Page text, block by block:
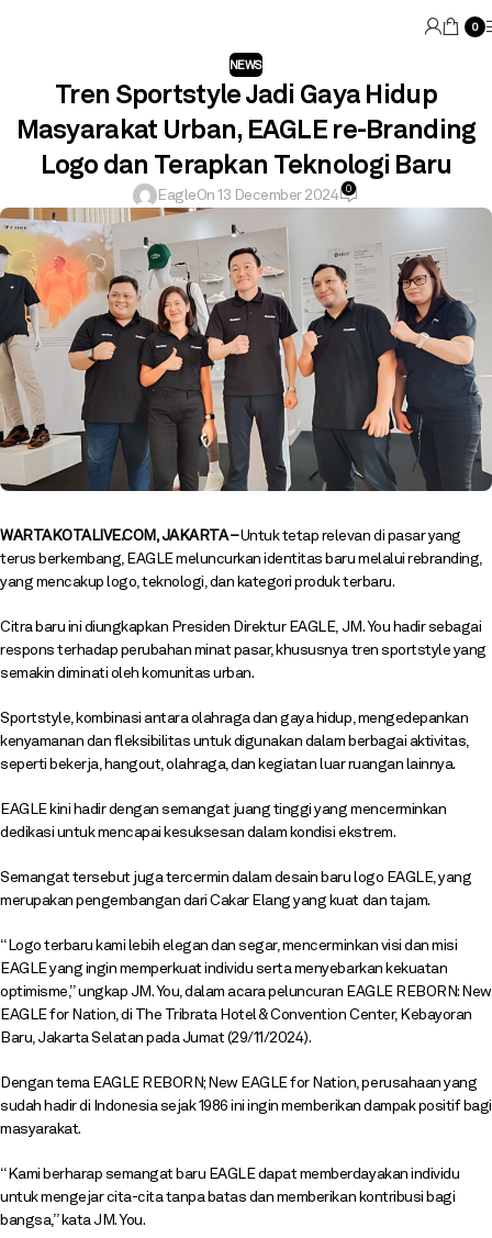
0
NEWS
Tren Sportstyle Jadi Gaya Hidup
Masyarakat Urban, EAGLE re-Branding
Logo dan Terapkan Teknologi Baru
EagleOn 13 December 2024 0
WARTAKOTALIVE.COM, JAKARTA –Untuk tetap relevan di pasar yang
terus berkembang, EAGLE meluncurkan identitas baru melalui rebranding,
yang mencakup logo, teknologi, dan kategori produk terbaru.
Citra baru ini diungkapkan Presiden Direktur EAGLE, JM. You hadir sebagai
respons terhadap perubahan minat pasar, khususnya tren sportstyle yang
semakin diminati oleh komunitas urban.
Sportstyle, kombinasi antara olahraga dan gaya hidup, mengedepankan
kenyamanan dan fleksibilitas untuk digunakan dalam berbagai aktivitas,
seperti bekerja, hangout, olahraga, dan kegiatan luar ruangan lainnya.
EAGLE kini hadir dengan semangat juang tinggi yang mencerminkan
dedikasi untuk mencapai kesuksesan dalam kondisi ekstrem.
Semangat tersebut juga tercermin dalam desain baru logo EAGLE, yang
merupakan pengembangan dari Cakar Elang yang kuat dan tajam.
“Logo terbaru kami lebih elegan dan segar, mencerminkan visi dan misi
EAGLE yang ingin memperkuat individu serta menyebarkan kekuatan
optimisme,” ungkap JM. You, dalam acara peluncuran EAGLE REBORN: New
EAGLE for Nation, di The Tribrata Hotel & Convention Center, Kebayoran
Baru, Jakarta Selatan pada Jumat (29/11/2024).
Dengan tema EAGLE REBORN; New EAGLE for Nation, perusahaan yang
sudah hadir di Indonesia sejak 1986 ini ingin memberikan dampak positif bagi
masyarakat.
“Kami berharap semangat baru EAGLE dapat memberdayakan individu
untuk mengejar cita-cita tanpa batas dan memberikan kontribusi bagi
bangsa,” kata JM. You.